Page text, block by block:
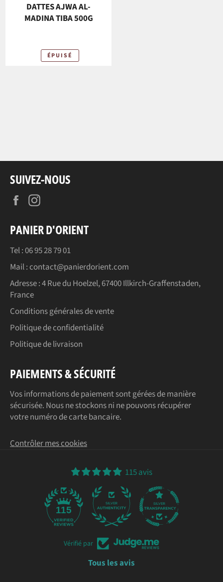
DATTES AJWA AL-
MADINA TIBA 500G
ÉPUISÉ
SUIVEZ-NOUS
Facebook
PANIER D'ORIENT
Tel : 06 95 28 79 01
Mail : contact@panierdorient.com
Adresse :4 Rue du Hoelzel, 67400 Illkirch-Graffenstaden,
France
Conditions générales de vente
Politique de confidentialité
Politique de livraison
PAIEMENTS & SÉCURITÉ
Vos informations de paiement sont gérées de manière
sécurisée. Nous ne stockons ni ne pouvons récupérer
votre numéro de carte bancaire.
Contrôler mes cookies
115 avis
115
Vérifié par
Tous les avis